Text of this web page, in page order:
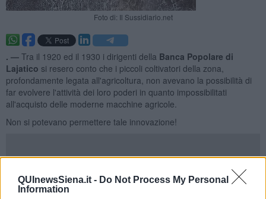
QUInewsSiena.it - Do Not Process My Personal
Information
Foto di: Il Sussidiario.net
. — Tra il 1920 ed il 1930 i dirigenti della Banca Popolare di
Lajatico si resero conto che i piccoli coltivatori della zona,
profondamente legata all'agricoltura, non avevano la possibilità di
far evolvere l'attività dei loro poderi in quanto impossibilitati
all'acquisto delle moderne macchine agricole.
Non si potevano permettere tale innovazione!
Quegli amministratori lungimiranti fecero acquistare dalla Banca
due nuove trebbiatrici
; una macchina grande ed una piccola in